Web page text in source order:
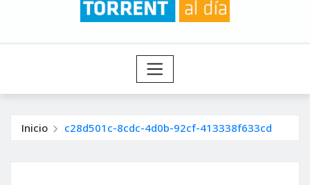
Inicio c28d501c-8cdc-4d0b-92cf-413338f633cd